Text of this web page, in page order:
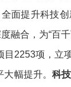
面提升科技
融合，为“百
目2253项，立
大幅提升。科